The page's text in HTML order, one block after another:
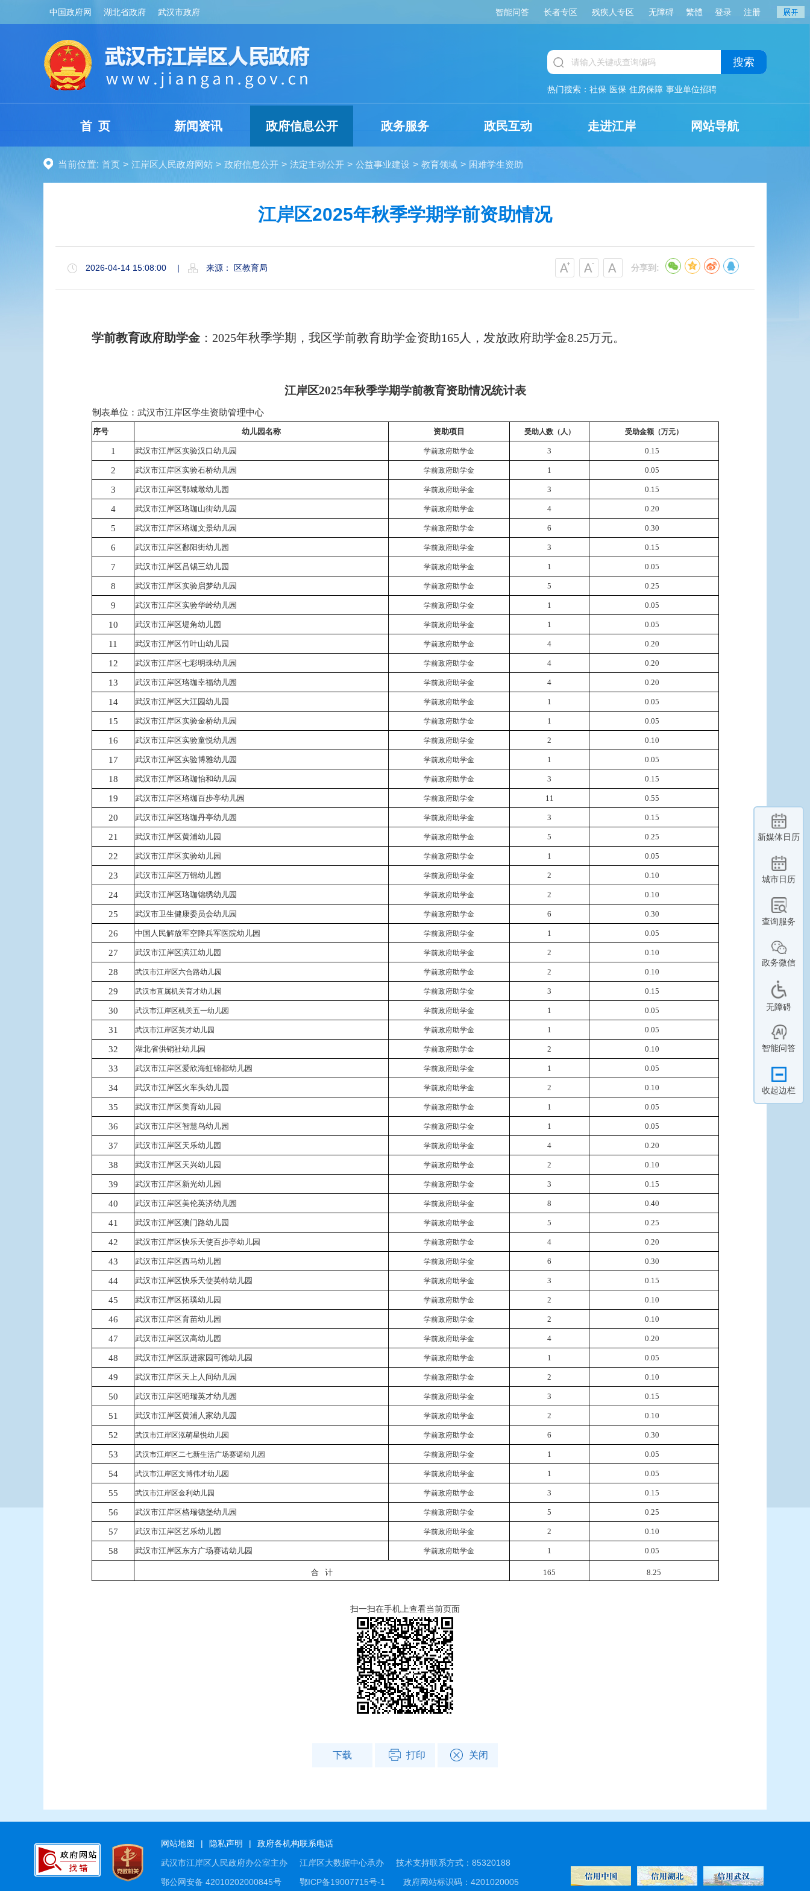
新媒体日历
城市日历
查询服务
政务微信
无障碍
智能问答
收起边栏
中国政府网 湖北省政府 武汉市政府 智能问答 长者专区 残疾人专区 无障碍 繁體 登录 注册
搜索
热门搜索： 社保 医保 住房保障 事业单位招聘
首 页 新闻资讯 政府信息公开 政务服务 政民互动 走进江岸 网站导航
当前位置: 首页 > 江岸区人民政府网站 > 政府信息公开 > 法定主动公开 > 公益事业建设 > 教育领域 > 困难学生资助
江岸区2025年秋季学期学前资助情况
分享到:
2026-04-14 15:08:00 | 来源： 区教育局
学前教育政府助学金 ： 2025年秋季学期，我区学前教育助学金资助165人， 发放政府助学金8.25万元。
江岸区2025年秋季学期学前教育资助情况统计表
制表单位：武汉市江岸区学生资助管理中心
序号 幼儿园名称 资助项目 受助人数（人） 受助金额（万元）
1 武汉市江岸区实验汉口幼儿园 学前政府助学金 3 0.15
2 武汉市江岸区实验石桥幼儿园 学前政府助学金 1 0.05
3 武汉市江岸区鄂城墩幼儿园 学前政府助学金 3 0.15
4 武汉市江岸区珞珈山街幼儿园 学前政府助学金 4 0.20
5 武汉市江岸区珞珈文景幼儿园 学前政府助学金 6 0.30
6 武汉市江岸区鄱阳街幼儿园 学前政府助学金 3 0.15
7 武汉市江岸区吕锡三幼儿园 学前政府助学金 1 0.05
8 武汉市江岸区实验启梦幼儿园 学前政府助学金 5 0.25
9 武汉市江岸区实验华岭幼儿园 学前政府助学金 1 0.05
10 武汉市江岸区堤角幼儿园 学前政府助学金 1 0.05
11 武汉市江岸区竹叶山幼儿园 学前政府助学金 4 0.20
12 武汉市江岸区七彩明珠幼儿园 学前政府助学金 4 0.20
13 武汉市江岸区珞珈幸福幼儿园 学前政府助学金 4 0.20
14 武汉市江岸区大江园幼儿园 学前政府助学金 1 0.05
15 武汉市江岸区实验金桥幼儿园 学前政府助学金 1 0.05
16 武汉市江岸区实验童悦幼儿园 学前政府助学金 2 0.10
17 武汉市江岸区实验博雅幼儿园 学前政府助学金 1 0.05
18 武汉市江岸区珞珈怡和幼儿园 学前政府助学金 3 0.15
19 武汉市江岸区珞珈百步亭幼儿园 学前政府助学金 11 0.55
20 武汉市江岸区珞珈丹亭幼儿园 学前政府助学金 3 0.15
21 武汉市江岸区黄浦幼儿园 学前政府助学金 5 0.25
22 武汉市江岸区实验幼儿园 学前政府助学金 1 0.05
23 武汉市江岸区万锦幼儿园 学前政府助学金 2 0.10
24 武汉市江岸区珞珈锦绣幼儿园 学前政府助学金 2 0.10
25 武汉市卫生健康委员会幼儿园 学前政府助学金 6 0.30
26 中国人民解放军空降兵军医院幼儿园 学前政府助学金 1 0.05
27 武汉市江岸区滨江幼儿园 学前政府助学金 2 0.10
28 武汉市江岸区六合路幼儿园 学前政府助学金 2 0.10
29 武汉市直属机关育才幼儿园 学前政府助学金 3 0.15
30 武汉市江岸区机关五一幼儿园 学前政府助学金 1 0.05
31 武汉市江岸区英才幼儿园 学前政府助学金 1 0.05
32 湖北省供销社幼儿园 学前政府助学金 2 0.10
33 武汉市江岸区爱欣海虹锦都幼儿园 学前政府助学金 1 0.05
34 武汉市江岸区火车头幼儿园 学前政府助学金 2 0.10
35 武汉市江岸区美育幼儿园 学前政府助学金 1 0.05
36 武汉市江岸区智慧鸟幼儿园 学前政府助学金 1 0.05
37 武汉市江岸区天乐幼儿园 学前政府助学金 4 0.20
38 武汉市江岸区天兴幼儿园 学前政府助学金 2 0.10
39 武汉市江岸区新光幼儿园 学前政府助学金 3 0.15
40 武汉市江岸区美伦英济幼儿园 学前政府助学金 8 0.40
41 武汉市江岸区澳门路幼儿园 学前政府助学金 5 0.25
42 武汉市江岸区快乐天使百步亭幼儿园 学前政府助学金 4 0.20
43 武汉市江岸区西马幼儿园 学前政府助学金 6 0.30
44 武汉市江岸区快乐天使英特幼儿园 学前政府助学金 3 0.15
45 武汉市江岸区拓璞幼儿园 学前政府助学金 2 0.10
46 武汉市江岸区育苗幼儿园 学前政府助学金 2 0.10
47 武汉市江岸区汉高幼儿园 学前政府助学金 4 0.20
48 武汉市江岸区跃进家园可德幼儿园 学前政府助学金 1 0.05
49 武汉市江岸区天上人间幼儿园 学前政府助学金 2 0.10
50 武汉市江岸区昭瑞英才幼儿园 学前政府助学金 3 0.15
51 武汉市江岸区黄浦人家幼儿园 学前政府助学金 2 0.10
52 武汉市江岸区泓萌星悦幼儿园 学前政府助学金 6 0.30
53 武汉市江岸区二七新生活广场赛诺幼儿园 学前政府助学金 1 0.05
54 武汉市江岸区文博伟才幼儿园 学前政府助学金 1 0.05
55 武汉市江岸区金利幼儿园 学前政府助学金 3 0.15
56 武汉市江岸区格瑞德堡幼儿园 学前政府助学金 5 0.25
57 武汉市江岸区艺乐幼儿园 学前政府助学金 2 0.10
58 武汉市江岸区东方广场赛诺幼儿园 学前政府助学金 1 0.05
合 计 165 8.25
扫一扫在手机上查看当前页面
下载 打印 关闭
网站地图 | 隐私声明 |
政府各机构联系电话
武汉市江岸区人民政府办公室主办
江岸区大数据中心承办
技术支持联系方式：85320188
鄂公网安备 42010202000845号
鄂ICP备19007715号-1 政府网站标识码：4201020005